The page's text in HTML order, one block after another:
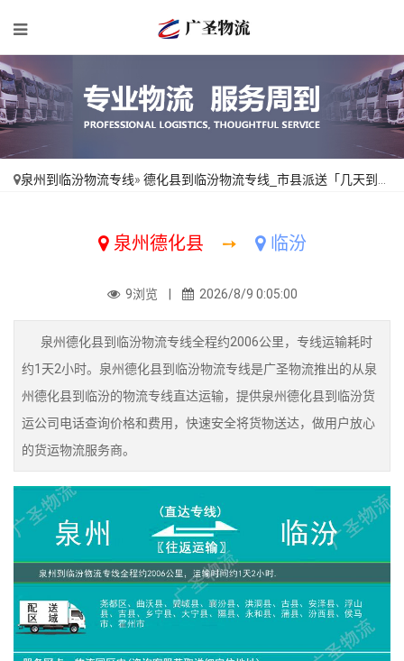
泉州到临汾物流专线» 德化县到临汾物流专线_市县派送「几天到达」
泉州德化县 ➙ 临汾
9浏览 | 2026/8/9 0:05:00
泉州德化县到临汾物流专线全程约2006公里，专线运输耗时
约1天2小时。泉州德化县到临汾物流专线是广圣物流推出的从泉
州德化县到临汾的物流专线直达运输，提供泉州德化县到临汾货
运公司电话查询价格和费用，快速安全将货物送达，做用户放心
的货运物流服务商。